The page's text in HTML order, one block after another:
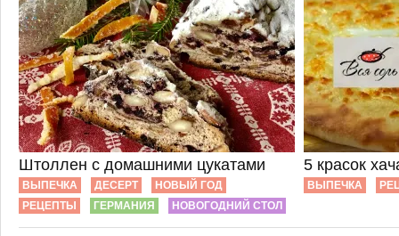
Штоллен с домашними цукатами
ВЫПЕЧКА ДЕСЕРТ
НОВЫЙ ГОД
РЕЦЕПТЫ
ГЕРМАНИЯ НОВОГОДНИЙ СТОЛ
5 красок
ВЫПЕЧКА